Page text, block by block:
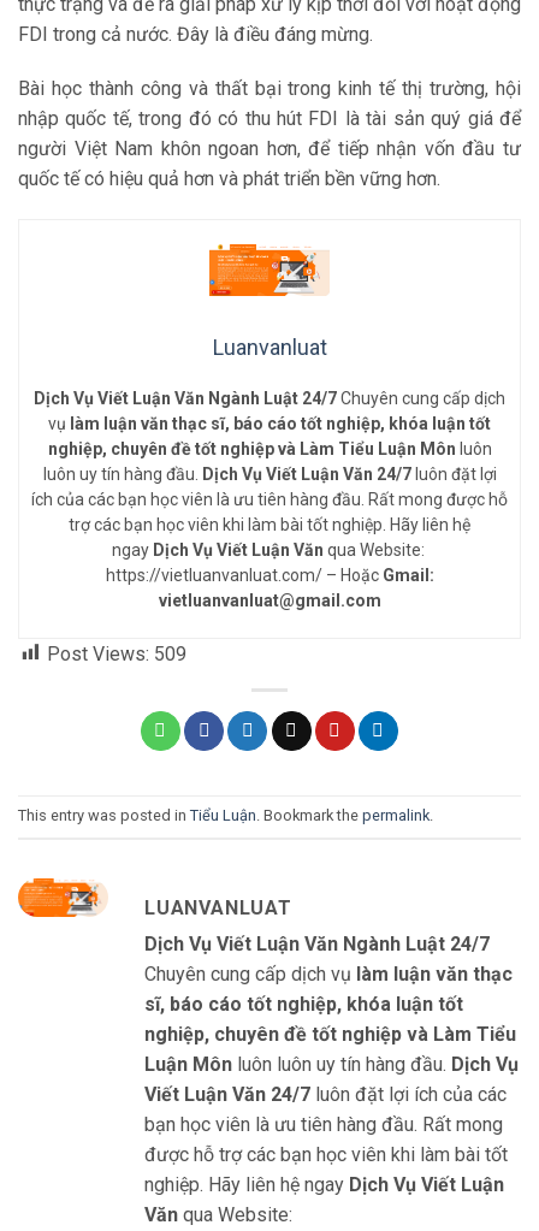
FDI trong cả nước. Đây là điều đáng mừng.
Bài học thành công và thất bại trong kinh tế thị trường, hội
nhập quốc tế, trong đó có thu hút FDI là tài sản quý giá để
người Việt Nam khôn ngoan hơn, để tiếp nhận vốn đầu tư
quốc tế có hiệu quả hơn và phát triển bền vững hơn.
Luanvanluat
Dịch Vụ Viết Luận Văn Ngành Luật 24/7Chuyên cung cấp dịch
vụ làm luận văn thạc sĩ, báo cáo tốt nghiệp, khóa luận tốt
nghiệp, chuyên đề tốt nghiệp và Làm Tiểu Luận Môn luôn
luôn uy tín hàng đầu.
Dịch Vụ Viết Luận Văn 24/7luôn đặt lợi
ích của các bạn học viên là ưu tiên hàng đầu. Rất mong được hỗ
trợ các bạn học viên khi làm bài tốt nghiệp. Hãy liên hệ
ngay Dịch Vụ Viết Luận Văn qua Website:
https://vietluanvanluat.com/ – Hoặc Gmail:
vietluanvanluat@gmail.com
Post Views: 509
This entry was posted in Tiểu Luận. Bookmark the permalink.
LUANVANLUAT
Dịch Vụ Viết Luận Văn Ngành Luật 24/7
Chuyên cung cấp dịch vụ làm luận văn thạc
sĩ, báo cáo tốt nghiệp, khóa luận tốt
nghiệp, chuyên đề tốt nghiệp và Làm Tiểu
Luận Môn luôn luôn uy tín hàng đầu. Dịch Vụ
Viết Luận Văn 24/7 luôn đặt lợi ích của các
bạn học viên là ưu tiên hàng đầu. Rất mong
được hỗ trợ các bạn học viên khi làm bài tốt
nghiệp. Hãy liên hệ ngay Dịch Vụ Viết Luận
Văn qua Website: